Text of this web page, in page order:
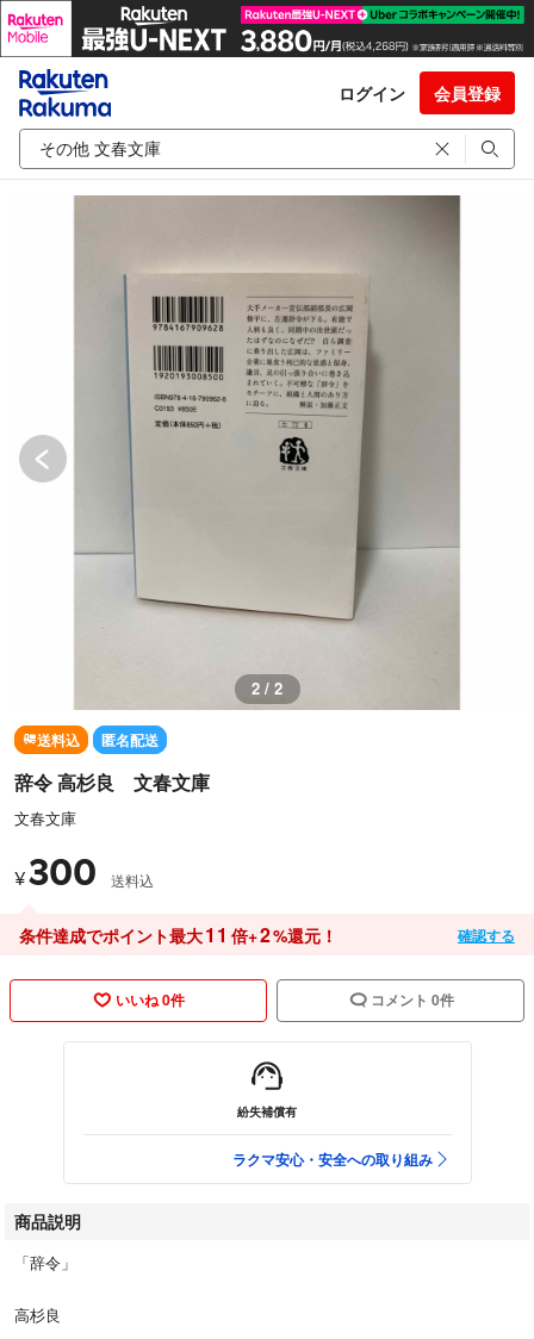
ログイン 会員登録
1 / 2
送料込 匿名配送
辞令 高杉良 文春文庫
文春文庫
¥300 送料込
条件達成でポイント最大11 倍+2%還元！ 確認する
いいね 0件 コメント 0件
紛失補償有
ラクマ安心・安全への取り組み
商品説明
「辞令」
高杉良